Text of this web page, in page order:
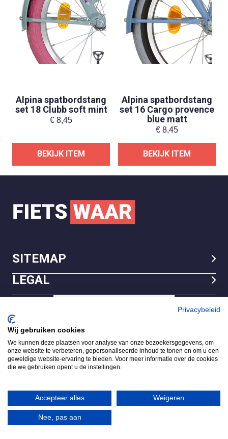
Alpina spatbordstang
set 18 Clubb soft mint
€ 8,45
BEKIJK ITEM
Alpina spatbordstang
set 16 Cargo provence
blue matt
€ 8,45
BEKIJK ITEM
SITEMAP
LEGAL
Gebaseerd op 540 reviews
Review ons op
Privacybeleid
Wij gebruiken cookies
We kunnen deze plaatsen voor analyse van onze bezoekersgegevens, om
onze website te verbeteren, gepersonaliseerde inhoud te tonen en om u een
geweldige website-ervaring te bieden. Voor meer informatie over de cookies
die we gebruiken opent u de instellingen.
Accepteer alles Weigeren
Nee, pas aan